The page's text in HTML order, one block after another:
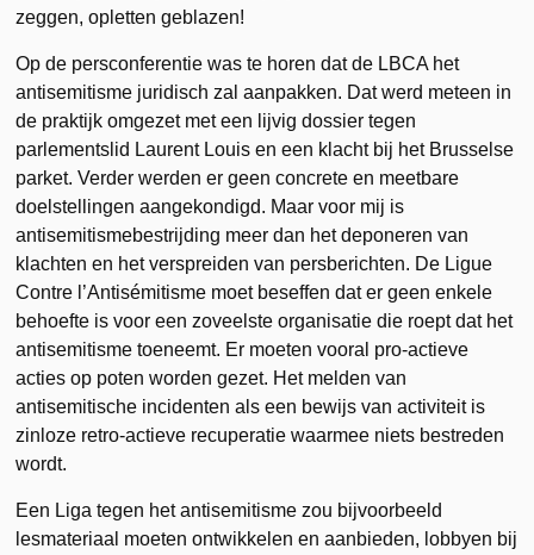
zeggen, opletten geblazen!
Op de persconferentie was te horen dat de LBCA het
antisemitisme juridisch zal aanpakken. Dat werd meteen in
de praktijk omgezet met een lijvig dossier tegen
parlementslid Laurent Louis en een klacht bij het Brusselse
parket. Verder werden er geen concrete en meetbare
doelstellingen aangekondigd. Maar voor mij is
antisemitismebestrijding meer dan het deponeren van
klachten en het verspreiden van persberichten. De Ligue
Contre l’Antisémitisme moet beseffen dat er geen enkele
behoefte is voor een zoveelste organisatie die roept dat het
antisemitisme toeneemt. Er moeten vooral pro-actieve
acties op poten worden gezet. Het melden van
antisemitische incidenten als een bewijs van activiteit is
zinloze retro-actieve recuperatie waarmee niets bestreden
wordt.
Een Liga tegen het antisemitisme zou bijvoorbeeld
lesmateriaal moeten ontwikkelen en aanbieden, lobbyen bij